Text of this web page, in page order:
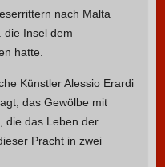
nach Malta
die Insel dem
hatte.
Künstler Alessio Erardi
das Gewölbe mit
die das Leben der
Pracht in zwei